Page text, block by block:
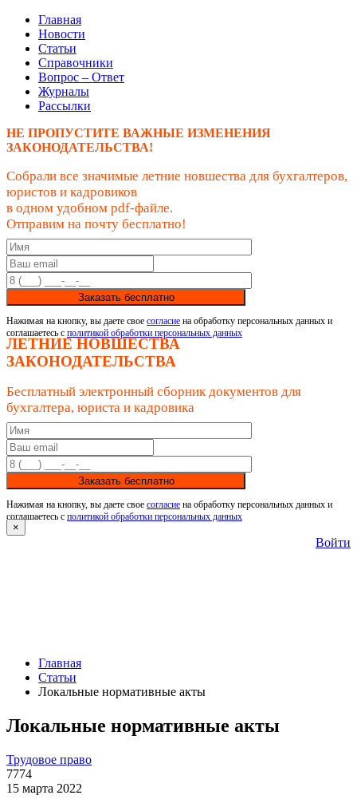
Главная
Новости
Статьи
Справочники
Вопрос – Ответ
Журналы
Рассылки
НЕ ПРОПУСТИТЕ ВАЖНЫЕ ИЗМЕНЕНИЯ
ЗАКОНОДАТЕЛЬСТВА!
Собрали все значимые летние новшества для бухгалтеров,
юристов и кадровиков
в одном удобном pdf-файле.
Отправим на почту бесплатно!
Заказать бесплатно
Нажимая на кнопку, вы даете свое согласие на обработку персональных данных и
соглашаетесь с политикой обработки персональных данных
ЛЕТНИЕ НОВШЕСТВА
ЗАКОНОДАТЕЛЬСТВА
Бесплатный электронный сборник документов для
бухгалтера, юриста и кадровика
Заказать бесплатно
Нажимая на кнопку, вы даете свое согласие на обработку персональных данных и
соглашаетесь с политикой обработки персональных данных
×
Войти
Главная
Статьи
Локальные нормативные акты
Локальные нормативные акты
Трудовое право
7774
15 марта 2022